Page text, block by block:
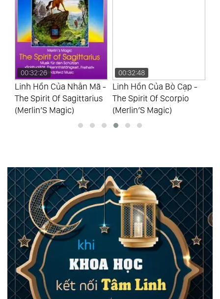
00:32:26
Linh Hồn Của Nhân Mã -
The Spirit Of Sagittarius
(Merlin’S Magic)
00:32:48
Linh Hồn Của Bò Cạp -
The Spirit Of Scorpio
(Merlin’S Magic)